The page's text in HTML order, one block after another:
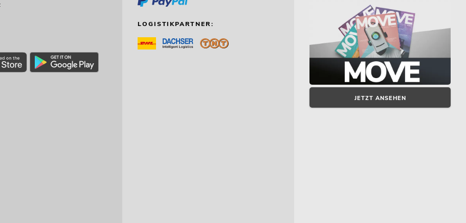
LOGISTIKPARTNER:
JETZT ANSEHEN